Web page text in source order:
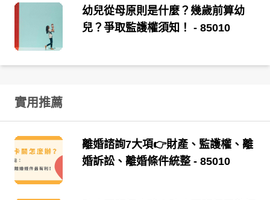
幼兒從母原則是什麼？幾歲前算幼
兒？爭取監護權須知！ - 85010
實用推薦
離婚諮詢7大項👉財產、監護權、離
婚訴訟、離婚條件統整- 85010